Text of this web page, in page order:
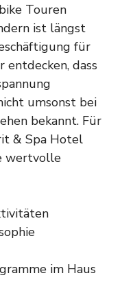
Touren
ist längst
für
entdecken, dass
umsonst bei
bekannt. Für
& Spa Hotel
wertvolle
im Haus